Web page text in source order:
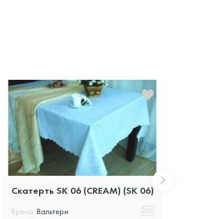
Скатерть SK 06 (CREAM) (SK 06)
Бренд: Вальтери